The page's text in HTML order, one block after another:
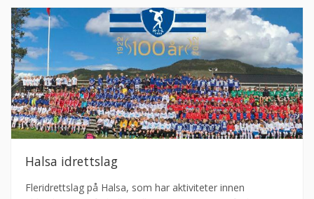
Halsa idrettslag
Fleridrettslag på Halsa, som har aktiviteter innen